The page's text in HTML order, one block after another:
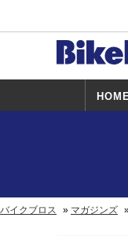
バイクブロス マガジンズ